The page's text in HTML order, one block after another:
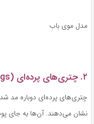
مدل موی باب
۲. چتری‌های پرده‌ای (Curtain Bangs)
چتری‌های پرده‌ای دوباره مد
نشان می‌دهند. آن‌ها به جای